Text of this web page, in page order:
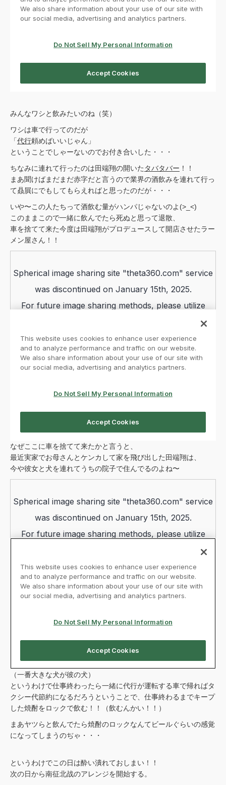
みんなワシと飲みたいのね（笑）
ワシは車で行ってのだが
「代行頼めばいいじゃん」
ということでしゃーないのでお付き合いした・・・
ちなみに連れて行ったのは田端翔の開いた タバタバー ！！
まあ聞けばまだまだ赤字だと言うので業界の酒飲みを連れて行っ
て贔屓にでもしてもらえればと思ったのだが・・・
いや〜この人たちって酒飲む量がハンパじゃないのよ(>_<)
このままこので一緒に飲んでたら死ぬと思って退散、
車を捨てて来た今度は田端翔がプロデュースして開店させたラー
メン屋さん！！
なぜここに車を捨てて来たかと言うと、
最近実家でお母さんとケンカして家を飛び出した田端翔は、
今や彼女と犬を連れてうちの院子で住んでるのよね〜
（一番大きな犬が彼の犬）
というわけで仕事終わったら一緒に代行が運転する車で帰ればタ
クシー代節約になるだろうということで、仕事終わるまでキープ
した焼酎をロックで飲む！！（飲むんかい！！）
まあヤツらと飲んでたら焼酎のロックなんてビールぐらいの感覚
になってしまうのぢゃ・・・
というわけでこの日は酔い潰れておしまい！！
次の日から南征北战のアレンジを開始する。